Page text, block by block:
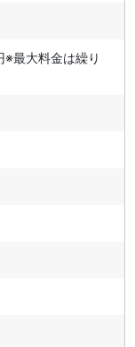
※最大料金は繰り